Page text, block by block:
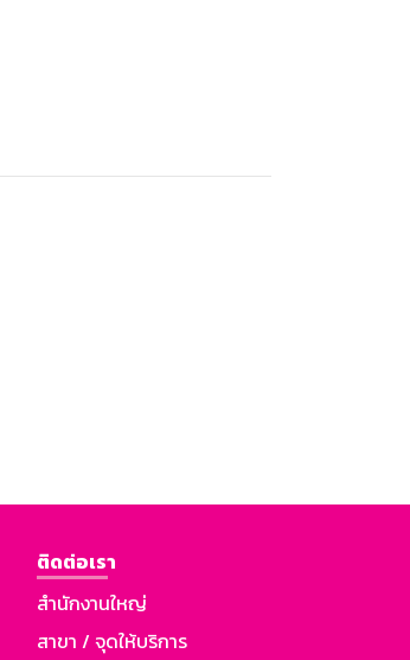
ติดต่อเรา
สำนักงานใหญ่
สาขา / จุดให้บริการ